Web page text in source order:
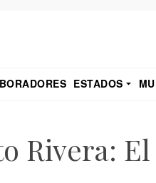
ESTADOS
Rivera: El